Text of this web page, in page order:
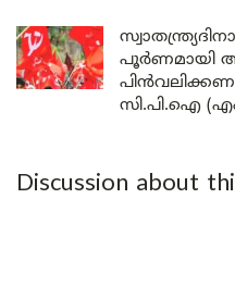
പൂർണമായി
സി.പി.ഐ
Discussion about